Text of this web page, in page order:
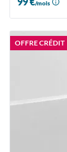
/mois
OFFRE CRÉDIT